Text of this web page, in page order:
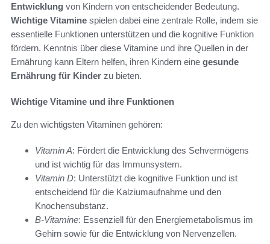
Entwicklung von Kindern von entscheidender Bedeutung.
Wichtige Vitamine spielen dabei eine zentrale Rolle, indem sie
essentielle Funktionen unterstützen und die kognitive Funktion
fördern. Kenntnis über diese Vitamine und ihre Quellen in der
Ernährung kann Eltern helfen, ihren Kindern eine gesunde
Ernährung für Kinder zu bieten.
Wichtige Vitamine und ihre Funktionen
Zu den wichtigsten Vitaminen gehören:
Vitamin A: Fördert die Entwicklung des Sehvermögens
und ist wichtig für das Immunsystem.
Vitamin D: Unterstützt die kognitive Funktion und ist
entscheidend für die Kalziumaufnahme und den
Knochensubstanz.
B-Vitamine: Essenziell für den Energiemetabolismus im
Gehirn sowie für die Entwicklung von Nervenzellen.